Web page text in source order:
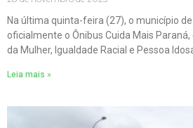
Na última quinta-feira (27), o município
oficialmente o Ônibus Cuida Mais
da Mulher, Igualdade Racial e Pessoa
Leia mais »